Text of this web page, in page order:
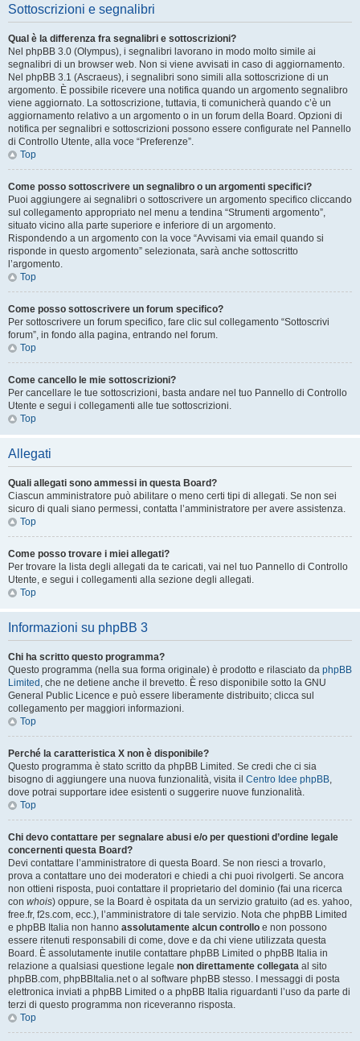
Sottoscrizioni e segnalibri
Qual è la differenza fra segnalibri e sottoscrizioni?
Nel phpBB 3.0 (Olympus), i segnalibri lavorano in modo molto simile ai
segnalibri di un browser web. Non si viene avvisati in caso di aggiornamento.
Nel phpBB 3.1 (Ascraeus), i segnalibri sono simili alla sottoscrizione di un
argomento. È possibile ricevere una notifica quando un argomento segnalibro
viene aggiornato. La sottoscrizione, tuttavia, ti comunicherà quando c’è un
aggiornamento relativo a un argomento o in un forum della Board. Opzioni di
notifica per segnalibri e sottoscrizioni possono essere configurate nel Pannello
di Controllo Utente, alla voce “Preferenze”.
Top
Come posso sottoscrivere un segnalibro o un argomenti specifici?
Puoi aggiungere ai segnalibri o sottoscrivere un argomento specifico cliccando
sul collegamento appropriato nel menu a tendina “Strumenti argomento”,
situato vicino alla parte superiore e inferiore di un argomento.
Rispondendo a un argomento con la voce “Avvisami via email quando si
risponde in questo argomento” selezionata, sarà anche sottoscritto
l’argomento.
Top
Come posso sottoscrivere un forum specifico?
Per sottoscrivere un forum specifico, fare clic sul collegamento “Sottoscrivi
forum”, in fondo alla pagina, entrando nel forum.
Top
Come cancello le mie sottoscrizioni?
Per cancellare le tue sottoscrizioni, basta andare nel tuo Pannello di Controllo
Utente e segui i collegamenti alle tue sottoscrizioni.
Top
Allegati
Quali allegati sono ammessi in questa Board?
Ciascun amministratore può abilitare o meno certi tipi di allegati. Se non sei
sicuro di quali siano permessi, contatta l’amministratore per avere assistenza.
Top
Come posso trovare i miei allegati?
Per trovare la lista degli allegati da te caricati, vai nel tuo Pannello di Controllo
Utente, e segui i collegamenti alla sezione degli allegati.
Top
Informazioni su phpBB 3
Chi ha scritto questo programma?
Questo programma (nella sua forma originale) è prodotto e rilasciato da phpBB
Limited , che ne detiene anche il brevetto. È reso disponibile sotto la GNU
General Public Licence e può essere liberamente distribuito; clicca sul
collegamento per maggiori informazioni.
Top
Perché la caratteristica X non è disponibile?
Questo programma è stato scritto da phpBB Limited. Se credi che ci sia
bisogno di aggiungere una nuova funzionalità, visita il Centro Idee phpBB,
dove potrai supportare idee esistenti o suggerire nuove funzionalità.
Top
Chi devo contattare per segnalare abusi e/o per questioni d’ordine legale
concernenti questa Board?
Devi contattare l’amministratore di questa Board. Se non riesci a trovarlo,
prova a contattare uno dei moderatori e chiedi a chi puoi rivolgerti. Se ancora
non ottieni risposta, puoi contattare il proprietario del dominio (fai una ricerca
con whois) oppure, se la Board è ospitata da un servizio gratuito (ad es. yahoo,
free.fr, f2s.com, ecc.), l’amministratore di tale servizio. Nota che phpBB Limited
e phpBB Italia non hanno assolutamente alcun controllo e non possono
essere ritenuti responsabili di come, dove e da chi viene utilizzata questa
Board. È assolutamente inutile contattare phpBB Limited o phpBB Italia in
relazione a qualsiasi questione legale non direttamente collegata al sito
phpBB.com, phpBBItalia.net o al software phpBB stesso. I messaggi di posta
elettronica inviati a phpBB Limited o a phpBB Italia riguardanti l’uso da parte di
terzi di questo programma non riceveranno risposta.
Top